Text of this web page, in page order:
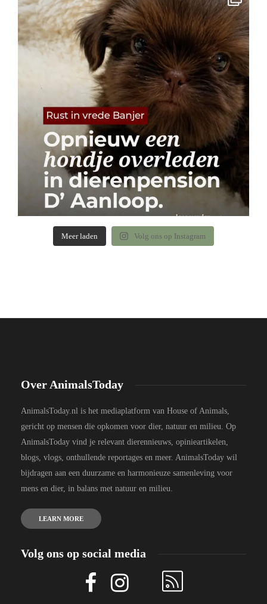
Meer laden Volg ons op Instagram
Over AnimalsToday
AnimalsToday.nl is het mediaplatform van House of Animals,
gericht op mensen die opkomen voor dier, natuur en milieu. Op
AnimalsToday vind je relevant dierennieuws, opinieartikelen,
blogs, vlogs, onthullende reportages en meer. AnimalsToday wil
bijdragen aan een duurzame en harmonieuze samenleving voor
mens en dier, in balans met natuur en milieu.
LEARN MORE
Volg ons op social media